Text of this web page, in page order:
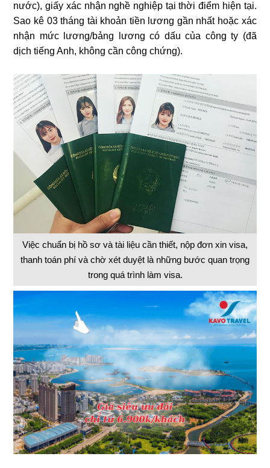
nước), giấy xác nhận nghề nghiệp tại thời điểm hiện tại.
Sao kê 03 tháng tài khoản tiền lương gần nhất hoặc xác
nhận mức lương/bảng lương có dấu của công ty (đã
dịch tiếng Anh, không cần công chứng).
Việc chuẩn bị hồ sơ và tài liệu cần thiết, nộp đơn xin visa,
thanh toán phí và chờ xét duyệt là những bước quan trọng
trong quá trình làm visa.